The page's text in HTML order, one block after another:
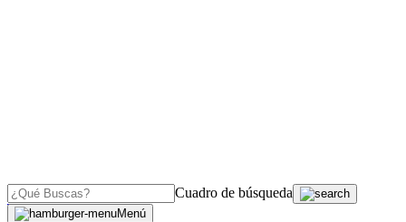
Cuadro de búsqueda
Menú
OJO